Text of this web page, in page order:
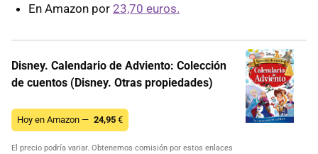
En Amazon por 23,70 euros.
Disney. Calendario de Adviento: Colección
de cuentos (Disney. Otras propiedades)
Hoy en Amazon — 24,95 €
El precio podría variar. Obtenemos comisión por estos enlaces